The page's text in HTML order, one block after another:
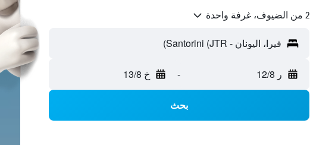
2 من الضيوف، غرفة واحدة
ر 12/8 - خ 13/8
بحث